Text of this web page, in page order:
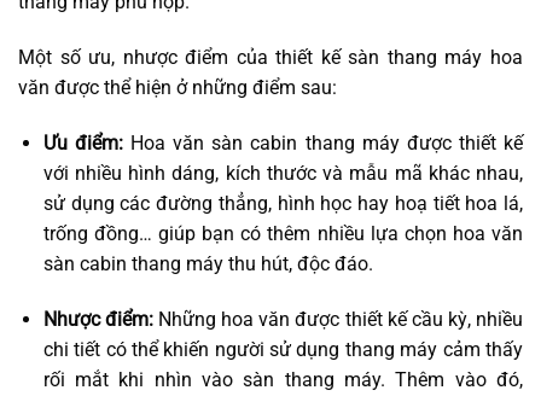
Một số ưu, nhược điểm của thiết kế sàn thang máy hoa
văn được thể hiện ở những điểm sau:
Ưu điểm: Hoa văn sàn cabin thang máy được thiết kế
với nhiều hình dáng, kích thước và mẫu mã khác nhau,
sử dụng các đường thẳng, hình học hay hoạ tiết hoa lá,
trống đồng… giúp bạn có thêm nhiều lựa chọn hoa văn
sàn cabin thang máy thu hút, độc đáo.
Nhược điểm:Những hoa văn được thiết kế cầu kỳ, nhiều
chi tiết có thể khiến người sử dụng thang máy cảm thấy
rối mắt khi nhìn vào sàn thang máy. Thêm vào đó,